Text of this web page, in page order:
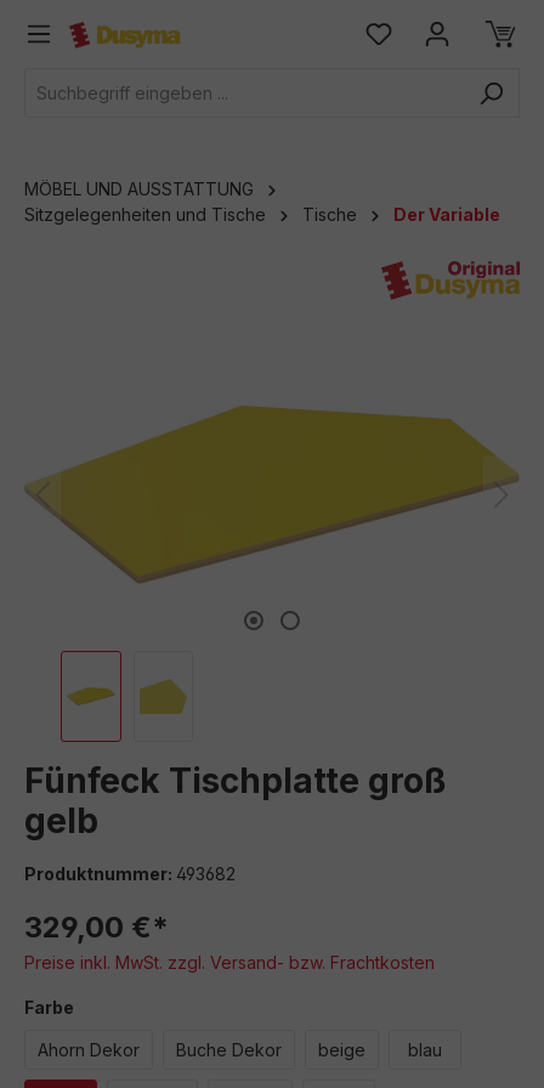
springen
MÖBEL UND AUSSTATTUNG
Sitzgelegenheiten und Tische
Tische Der Variable
Fünfeck Tischplatte groß
gelb
Produktnummer: 493682
329,00 €*
Preise inkl. MwSt. zzgl. Versand- bzw. Frachtkosten
Farbe
Ahorn Dekor Buche Dekor beige blau